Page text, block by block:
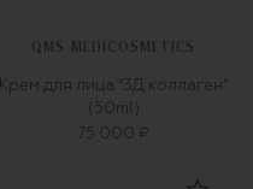
QMS MEDICOSMETICS
Крем для лица "3Д коллаген"
(50ml)
75 000 ₽